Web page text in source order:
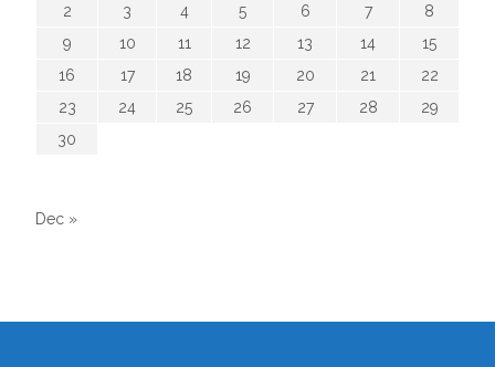
2
3 4 5 6 7
8
9
10 11 12 13 14
15
16
17 18 19 20 21
22
23
24 25 26 27 28
29
30
Dec »